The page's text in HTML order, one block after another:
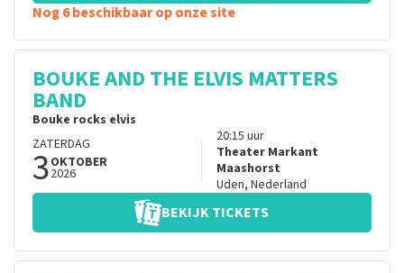
Nog 6 beschikbaar op onze site
BOUKE AND THE ELVIS MATTERS
BAND
Bouke rocks elvis
ZATERDAG
3OKTOBER
2026
20:15 uur
Theater Markant
Maashorst
Uden, Nederland
BEKIJK TICKETS